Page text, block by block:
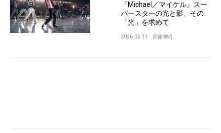
『Michael／マイケル』スー
パースターの光と影、その
「光」を求めて
2026.06.11 斉藤博昭